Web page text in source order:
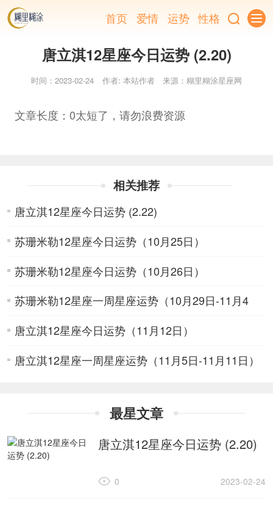
首页 爱情 运势 性格
唐立淇12星座今日运势 (2.20)
时间：2023-02-24 作者: 本站作者 来源：糊里糊涂星座网
文章长度：0太短了，请勿浪费资源
相关推荐
唐立淇12星座今日运势 (2.22)
苏珊米勒12星座今日运势（10月25日）
苏珊米勒12星座今日运势（10月26日）
苏珊米勒12星座一周星座运势（10月29日-11月4
日）
唐立淇12星座今日运势（11月12日）
唐立淇12星座一周星座运势（11月5日-11月11日）
最星文章
唐立淇12星座今日运势 (2.20)
2023-02-24
0